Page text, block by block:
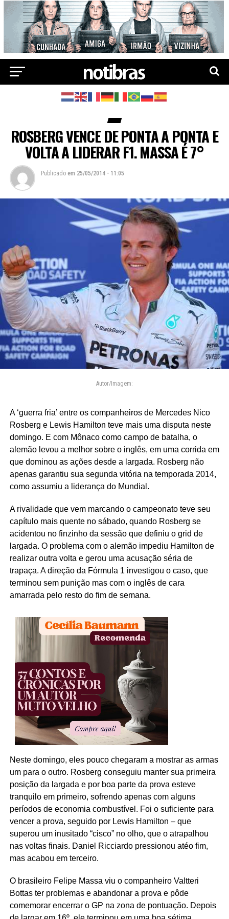
ROSBERG VENCE DE PONTA A PONTA E
VOLTA A LIDERAR F1. MASSA É 7°
Publicado em 25/05/2014 - 11:05
Autor/Imagem:
A ‘guerra fria’ entre os companheiros de Mercedes Nico
Rosberg e Lewis Hamilton teve mais uma disputa neste
domingo. E com Mônaco como campo de batalha, o
alemão levou a melhor sobre o inglês, em uma corrida em
que dominou as ações desde a largada. Rosberg não
apenas garantiu sua segunda vitória na temporada 2014,
como assumiu a liderança do Mundial.
A rivalidade que vem marcando o campeonato teve seu
capítulo mais quente no sábado, quando Rosberg se
acidentou no finzinho da sessão que definiu o grid de
largada. O problema com o alemão impediu Hamilton de
realizar outra volta e gerou uma acusação séria de
trapaça. A direção da Fórmula 1 investigou o caso, que
terminou sem punição mas com o inglês de cara
amarrada pelo resto do fim de semana.
Neste domingo, eles pouco chegaram a mostrar as armas
um para o outro. Rosberg conseguiu manter sua primeira
posição da largada e por boa parte da prova esteve
tranquilo em primeiro, sofrendo apenas com alguns
períodos de economia combustível. Foi o suficiente para
vencer a prova, seguido por Lewis Hamilton – que
superou um inusitado “cisco” no olho, que o atrapalhou
nas voltas finais. Daniel Ricciardo pressionou atéo fim,
mas acabou em terceiro.
O brasileiro Felipe Massa viu o companheiro Valtteri
Bottas ter problemas e abandonar a prova e pôde
comemorar encerrar o GP na zona de pontuação. Depois